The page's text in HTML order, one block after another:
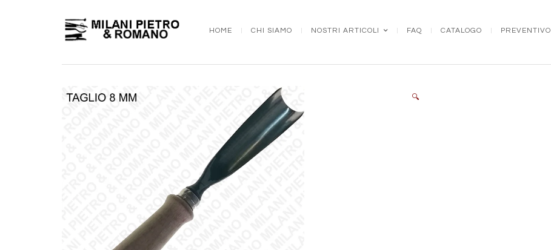
HOME CHI SIAMO NOSTRI ARTICOLI FAQ CATALOGO PREVENTIVO
🔍